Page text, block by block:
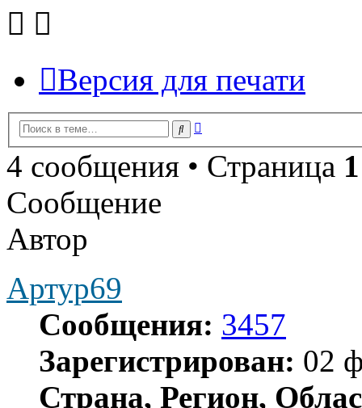
Версия для печати
Поиск
4 сообщения • Страница 1
Сообщение
Автор
Артур69
Сообщения: 3457
Зарегистрирован: 02
Страна, Регион,